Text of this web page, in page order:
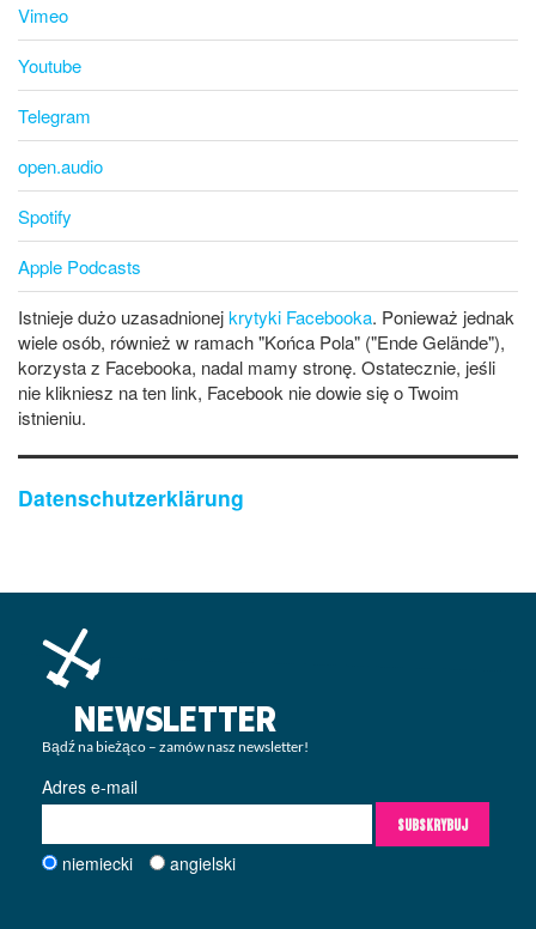
Vimeo
Youtube
Telegram
open.audio
Spotify
Apple Podcasts
Istnieje dużo uzasadnionejkrytyki Facebooka. Ponieważ jednak
wiele osób, również w ramach "Końca Pola" ("Ende Gelände"),
korzysta z Facebooka, nadal mamy stronę. Ostatecznie, jeśli
nie klikniesz na ten link, Facebook nie dowie się o Twoim
istnieniu.
Datenschutzerklärung
NEWSLETTER
Bądź na bieżąco – zamów nasz newsletter!
Adres e-mail
SUBSKRYBUJ
niemiecki angielski